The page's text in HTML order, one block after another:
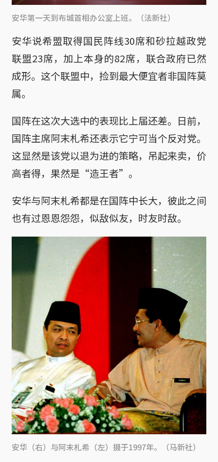
安华第一天到布城首相办公室上班。（法新社）
安华说希盟取得国民阵线30席和砂拉越政党
联盟23席，加上本身的82席，联合政府已然
成形。这个联盟中，捡到最大便宜者非国阵莫
属。
国阵在这次大选中的表现比上届还差。日前，
国阵主席阿末札希还表示它宁可当个反对党。
这显然是该党以退为进的策略，吊起来卖，价
高者得，果然是“造王者”。
安华与阿末札希都是在国阵中长大，彼此之间
也有过恩恩怨怨，似敌似友，时友时敌。
安华（右）与阿末札希（左）摄于1997年。（马新社）